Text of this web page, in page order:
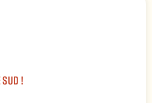
SUD !